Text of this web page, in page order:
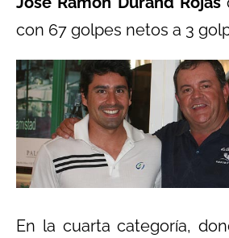
con 67 golpes netos a 3
En la cuarta categoría,